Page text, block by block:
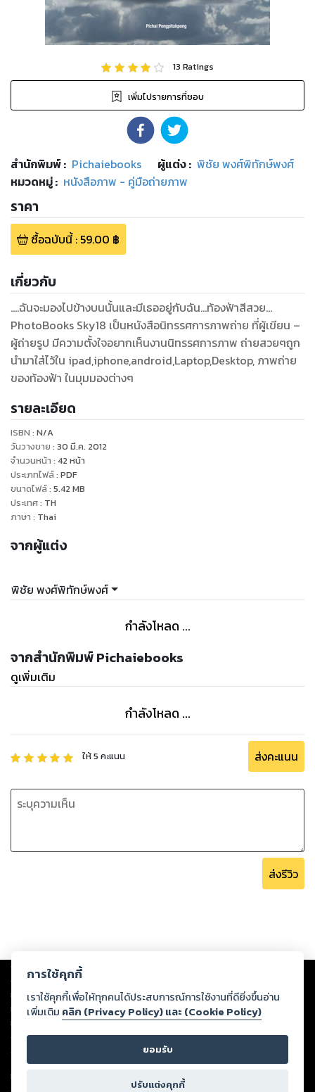
13 Ratings
เพิ่มไปรายการที่ชอบ
สำนักพิมพ์: Pichaiebooks ผู้แต่ง : พิชัย พงศ์พิทักษ์พงศ์
หมวดหมู่: หนังสือภาพ - คู่มือถ่ายภาพ
ราคา
ซื้อฉบับนี้: 59.00 ฿
เกี่ยวกับ
....ฉันจะมองไปข้างบนนั้นและมีเธออยู่กับฉัน...ท้องฟ้าสีสวย...
PhotoBooks Sky18 เป็นหนังสือนิทรรศการภาพถ่าย ที่ผู้เขียน –
ผู้ถ่ายรูป มีความตั้งใจอยากเห็นงานนิทรรศการภาพ ถ่ายสวยๆถูก
นำมาใส่ไว้ใน ipad,iphone,android,Laptop,Desktop, ภาพถ่าย
ของท้องฟ้า ในมุมมองต่างๆ
รายละเอียด
ISBN : N/A
วันวางขาย : 30 มี.ค. 2012
จำนวนหน้า : 42 หน้า
ประเภทไฟล์: PDF
ขนาดไฟล์: 5.42 MB
ประเทศ: TH
ภาษา : Thai
จากผู้แต่ง
พิชัย พงศ์พิทักษ์พงศ์
กำลังโหลด ...
จากสำนักพิมพ์ Pichaiebooks
ดูเพิ่มเติม
กำลังโหลด ...
ให้5 คะแนน ส่งคะแนน
ส่งรีวิว
Copyright © 2026
ต่อผลงานหรือเนื้อหาใดที่อัปโหลดผ่านเว็บไซต์และปรากฏว่าละเมิดสิทธิใน
ทรัพย์สินทางปัญญาของบุคคลอื่นหรือขัดต่อกฎหมายและศีลธรรม ดังนั้น ผู้อ่าน
ทุกท่านโปรดใช้วิจารณญาณในการกลั่นกรองด้วยตนเอง และหากท่านพบว่าส่วน
หนึ่งส่วนใดขัดต่อกฎหมายและศีลธรรม กรุณาแจ้งมายังบริษัท เพื่อทีมงานจะได้
ดำเนินการในทันที ทั้งนี้ ทางสตอรี่ล็อกขอสงวนลิขสิทธิ์ตามพระราชบัญญัติ
ลิขสิทธิ์ พ.ศ. 2537 (ฉบับล่าสุด)
For support: member@ookbee.com
การใช้คุกกี้
เราใช้คุกกี้เพื่อให้ทุกคนได้ประสบการณ์การใช้งานที่ดียิ่งขึ้นอ่าน
เพิ่มเติม คลิก (Privacy Policy) และ (Cookie Policy)
ยอมรับ
ปรับแต่งคุกกี้